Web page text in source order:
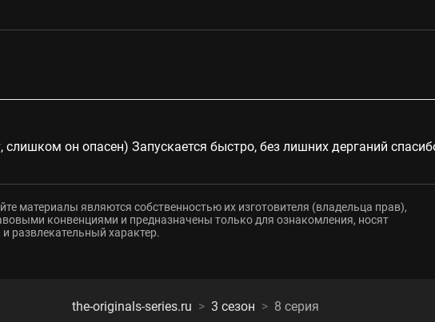
слишком он опасен) Запускается быстро, без лишних дерганий
материалы являются собственностью их изготовителя (владельца прав),
конвенциями и предназначены только для ознакомления, носят
развлекательный характер.
the-originals-series.ru 3 сезон 8 серия